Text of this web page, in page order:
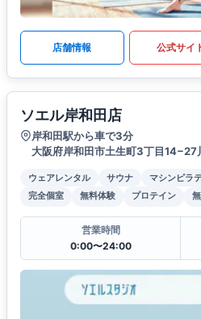
店舗情報 公式サイ
ソエル岸和田店
岸和田駅から車で3分
大阪府岸和田市土生町3丁目14−27
ウェアレンタル サウナ マシンピラ
完全個室
無料体験 プロテイン
営業時間
0:00〜24:00